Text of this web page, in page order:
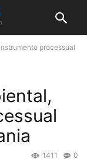
processual
0
1411